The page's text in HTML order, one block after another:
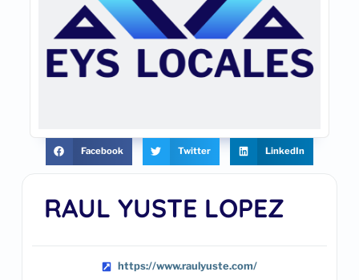
RAUL YUSTE LOPEZ
https://www.raulyuste.com/
Facebook Twitter LinkedIn